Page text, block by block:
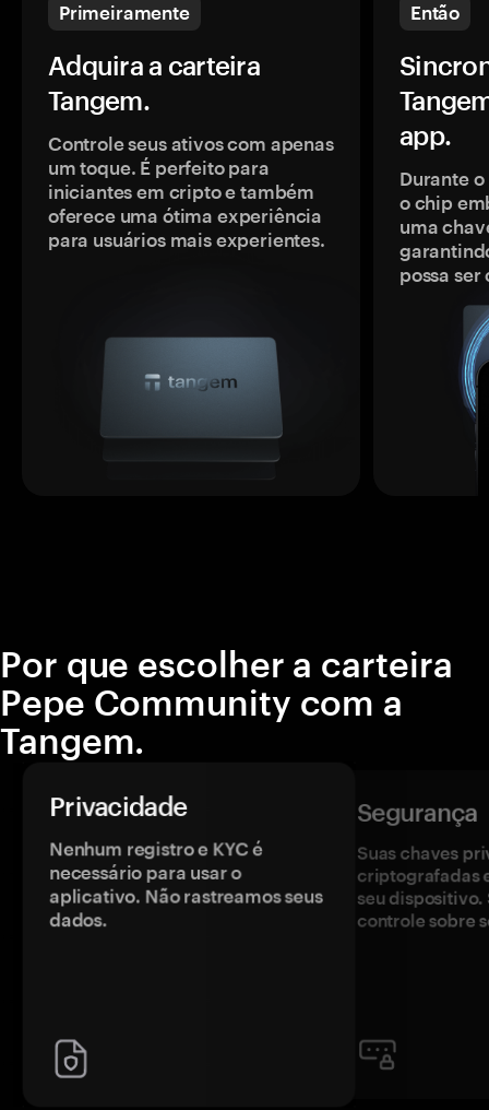
Primeiramente
Adquira a carteira
Tangem.
Controle seus ativos com apenas
um toque. É perfeito para
iniciantes em cripto e também
oferece uma ótima experiência
para usuários mais experientes.
Então
app.
Durante
o chip
uma
possa
Por que escolher a carteira
Pepe Community com a
Tangem.
Privacidade
Nenhum registro e KYC é
necessário para usar o
aplicativo. Não rastreamos seus
dados.
Segurança
Suas chaves
criptografadas
seu dispositivo.
controle sobre